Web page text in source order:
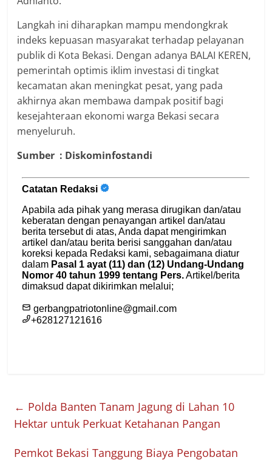
Langkah ini diharapkan mampu mendongkrak
indeks kepuasan masyarakat terhadap pelayanan
publik di Kota Bekasi. Dengan adanya BALAI KEREN,
pemerintah optimis iklim investasi di tingkat
kecamatan akan meningkat pesat, yang pada
akhirnya akan membawa dampak positif bagi
kesejahteraan ekonomi warga Bekasi secara
menyeluruh.
Sumber : Diskominfostandi
← Polda Banten Tanam Jagung di Lahan 10
Hektar untuk Perkuat Ketahanan Pangan
Pemkot Bekasi Tanggung Biaya Pengobatan